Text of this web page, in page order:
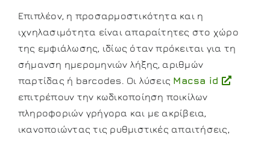
Επιπλέον, η προσαρμοστικότητα και η
ιχνηλασιμότητα είναι απαραίτητες στο χώρο
της εμφιάλωσης, ιδίως όταν πρόκειται για τη
σήμανση ημερομηνιών λήξης, αριθμών
παρτίδας ή barcodes. Οι λύσεις Macsa id
επιτρέπουν την κωδικοποίηση ποικίλων
πληροφοριών γρήγορα και με ακρίβεια,
ικανοποιώντας τις ρυθμιστικές απαιτήσεις,